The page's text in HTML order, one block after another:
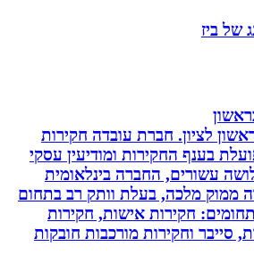
ביז
לציון. חברת עובדה חקירות
בענף החקירות ומודיעין עסקי
עשורים, החברה בינלאומית
ממוק מלכה, בעלת וותק רב בתחום
חקירות אישות, חקירות
וחקירות מורכבות חובקות